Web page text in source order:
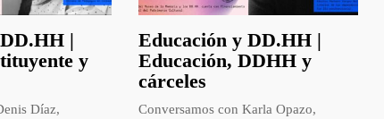
|
y
Díaz,
Educación y DD.HH |
Educación, DDHH y
cárceles
Conversamos con Karla Opazo,